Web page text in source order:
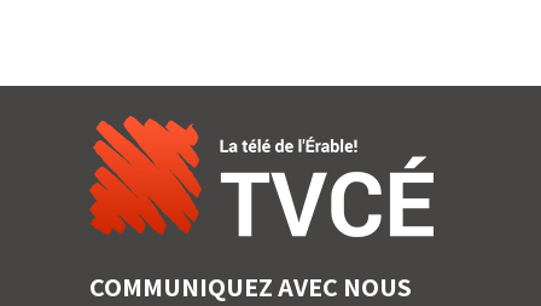
COMMUNIQUEZ AVEC NOUS